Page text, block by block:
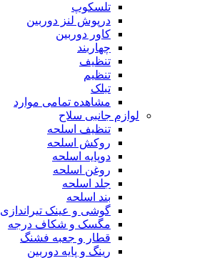
تلسکوپ
درپوش لنز دوربین
کاور دوربین
چهاربند
تنظیف
تنظیم
تبلک
مشاهده تمامی موارد
لوازم جانبی سلاح
تنظیف اسلحه
روکش اسلحه
دوپایه اسلحه
روغن اسلحه
جلد اسلحه
بند اسلحه
گوشی و عینک تیراندازی
مگسک و شکاف درجه
قطار و جعبه فشنگ
رینگ و پایه دوربین